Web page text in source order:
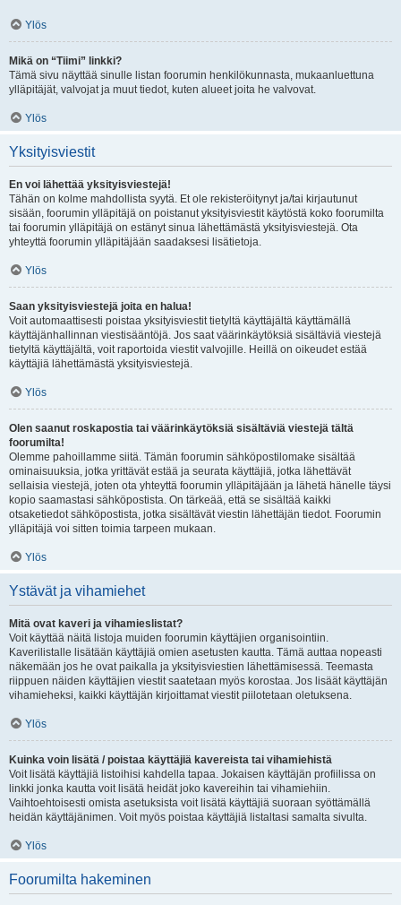
Ylös
Mikä on “Tiimi” linkki?
Tämä sivu näyttää sinulle listan foorumin henkilökunnasta, mukaanluettuna
ylläpitäjät, valvojat ja muut tiedot, kuten alueet joita he valvovat.
Ylös
Yksityisviestit
En voi lähettää yksityisviestejä!
Tähän on kolme mahdollista syytä. Et ole rekisteröitynyt ja/tai kirjautunut
sisään, foorumin ylläpitäjä on poistanut yksityisviestit käytöstä koko foorumilta
tai foorumin ylläpitäjä on estänyt sinua lähettämästä yksityisviestejä. Ota
yhteyttä foorumin ylläpitäjään saadaksesi lisätietoja.
Ylös
Saan yksityisviestejä joita en halua!
Voit automaattisesti poistaa yksityisviestit tietyltä käyttäjältä käyttämällä
käyttäjänhallinnan viestisääntöjä. Jos saat väärinkäytöksiä sisältäviä viestejä
tietyltä käyttäjältä, voit raportoida viestit valvojille. Heillä on oikeudet estää
käyttäjiä lähettämästä yksityisviestejä.
Ylös
Olen saanut roskapostia tai väärinkäytöksiä sisältäviä viestejä tältä
foorumilta!
Olemme pahoillamme siitä. Tämän foorumin sähköpostilomake sisältää
ominaisuuksia, jotka yrittävät estää ja seurata käyttäjiä, jotka lähettävät
sellaisia viestejä, joten ota yhteyttä foorumin ylläpitäjään ja lähetä hänelle täysi
kopio saamastasi sähköpostista. On tärkeää, että se sisältää kaikki
otsaketiedot sähköpostista, jotka sisältävät viestin lähettäjän tiedot. Foorumin
ylläpitäjä voi sitten toimia tarpeen mukaan.
Ylös
Ystävät ja vihamiehet
Mitä ovat kaveri ja vihamieslistat?
Voit käyttää näitä listoja muiden foorumin käyttäjien organisointiin.
Kaverilistalle lisätään käyttäjiä omien asetusten kautta. Tämä auttaa nopeasti
näkemään jos he ovat paikalla ja yksityisviestien lähettämisessä. Teemasta
riippuen näiden käyttäjien viestit saatetaan myös korostaa. Jos lisäät käyttäjän
vihamieheksi, kaikki käyttäjän kirjoittamat viestit piilotetaan oletuksena.
Ylös
Kuinka voin lisätä / poistaa käyttäjiä kavereista tai vihamiehistä
Voit lisätä käyttäjiä listoihisi kahdella tapaa. Jokaisen käyttäjän profiilissa on
linkki jonka kautta voit lisätä heidät joko kavereihin tai vihamiehiin.
Vaihtoehtoisesti omista asetuksista voit lisätä käyttäjiä suoraan syöttämällä
heidän käyttäjänimen. Voit myös poistaa käyttäjiä listaltasi samalta sivulta.
Ylös
Foorumilta hakeminen